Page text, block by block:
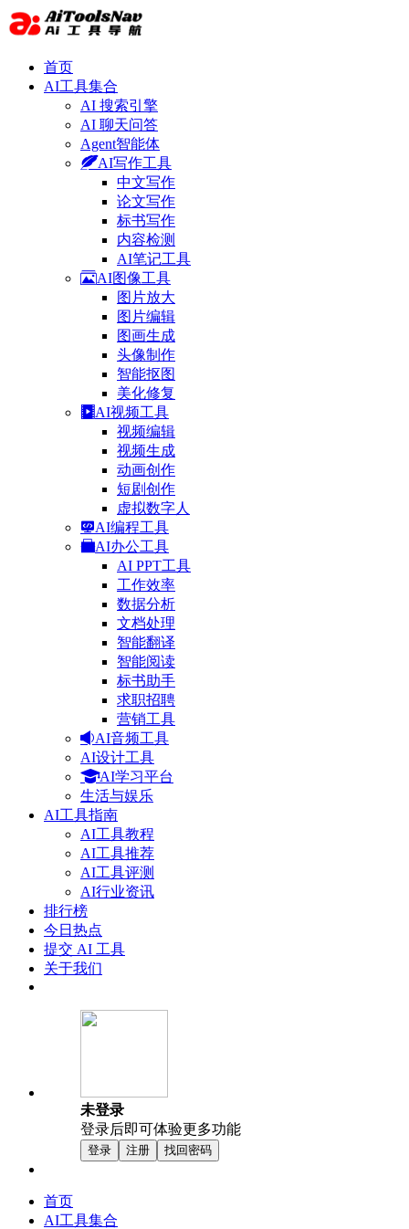
首页
AI工具集合
AI 搜索引擎
AI 聊天问答
Agent智能体
AI写作工具
中文写作
论文写作
标书写作
内容检测
AI笔记工具
AI图像工具
图片放大
图片编辑
图画生成
头像制作
智能抠图
美化修复
AI视频工具
视频编辑
视频生成
动画创作
短剧创作
虚拟数字人
AI编程工具
AI办公工具
AI PPT工具
工作效率
数据分析
文档处理
智能翻译
智能阅读
标书助手
求职招聘
营销工具
AI音频工具
AI设计工具
AI学习平台
生活与娱乐
AI工具指南
AI工具教程
AI工具推荐
AI工具评测
AI行业资讯
排行榜
今日热点
提交 AI 工具
关于我们
未登录
登录后即可体验更多功能
登录 注册 找回密码
首页
AI工具集合